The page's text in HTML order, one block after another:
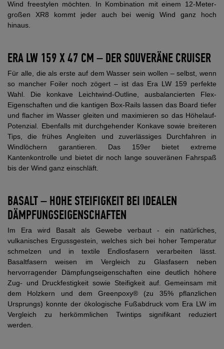
Wind freestylen möchten. In Kombination mit einem 12-Meter-
großen XR8 kommt jeder auch bei wenig Wind ganz hoch
hinaus.
ERA LW 159 X 47 CM – DER SOUVERÄNE CRUISER
Für alle, die als erste auf dem Wasser sein wollen – selbst, wenn
so mancher Foiler noch zögert – ist das Era LW 159 perfekte
Wahl. Die konkave Leichtwind-Outline, ausbalancierten Flex-
Eigenschaften und die kantigen Box-Rails lassen das Board tiefer
und flacher im Wasser gleiten und maximieren so das Höhelauf-
Potenzial. Ebenfalls mit durchgehender Konkave sowie breiteren
Tips, die frühes Angleiten und zuverlässiges Durchfahren in
Windlöchern garantieren. Das 159er bietet extreme
Kantenkontrolle und bietet dir noch lange souveränen Fahrspaß
bis der Wind ganz einschläft.
BASALT – HOHE STEIFIGKEIT BEI IDEALEN
DÄMPFUNGSEIGENSCHAFTEN
Im Era wird Basalt als Gewebe verbaut - ein natürliches,
vulkanisches Ergussgestein, welches sich bei hoher Temperatur
schmelzen und in textile Endlosfasern verarbeiten lässt.
Basaltfasern weisen im Vergleich zu Glasfasern neben
hervorragender Dämpfungseigenschaften eine deutlich höhere
Zug- und Druckfestigkeit sowie Steifigkeit auf. Gemeinsam mit
dem Holzkern und dem Greenpoxy® (zu 35% pflanzlichen
Ursprungs) konnte der ökologische Fußabdruck vom Era LW im
Vergleich zu herkömmlichen Twintips signifikant reduziert
werden.